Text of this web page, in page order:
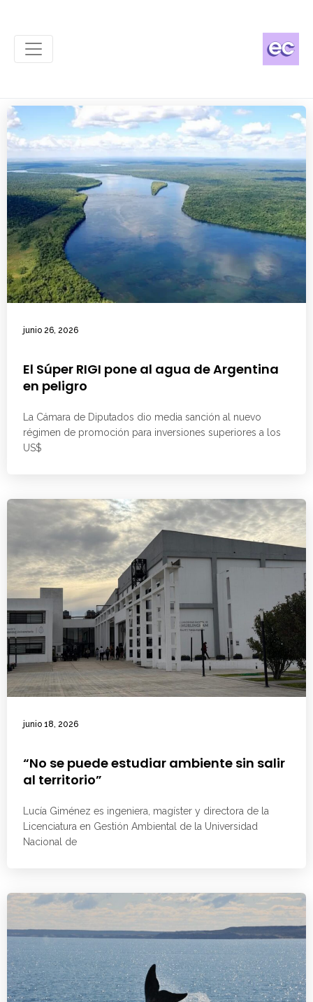
junio 26, 2026
El Súper RIGI pone al agua de Argentina
en peligro
La Cámara de Diputados dio media sanción al nuevo
régimen de promoción para inversiones superiores a los
US$
junio 18, 2026
“No se puede estudiar ambiente sin salir
al territorio”
Lucía Giménez es ingeniera, magíster y directora de la
Licenciatura en Gestión Ambiental de la Universidad
Nacional de